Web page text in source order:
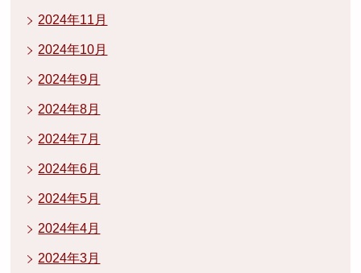
2024年11月
2024年10月
2024年9月
2024年8月
2024年7月
2024年6月
2024年5月
2024年4月
2024年3月